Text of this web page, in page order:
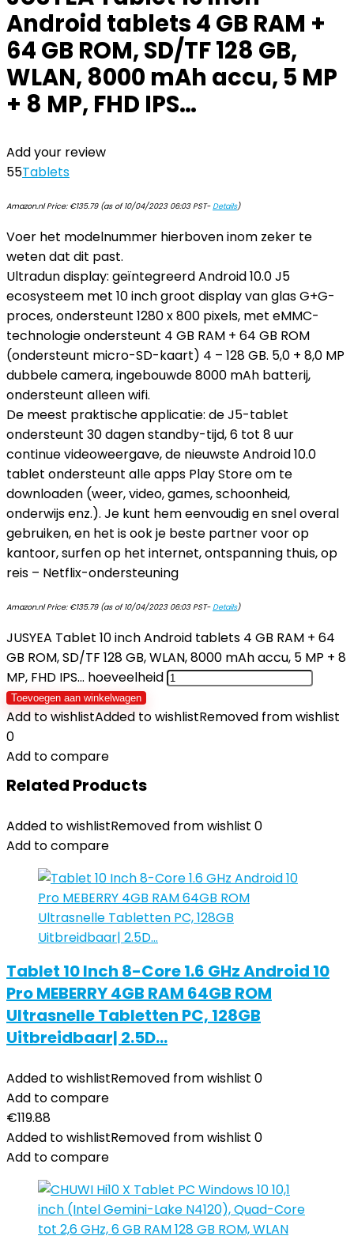
Android tablets 4 GB RAM +
64 GB ROM, SD/TF 128 GB,
WLAN, 8000 mAh accu, 5 MP
+ 8 MP, FHD IPS…
Add your review
55Tablets
Amazon.nl Price: €135.79(as of 10/04/2023 06:03 PST-Details)
Voer het modelnummer hierboven inom zeker te
weten dat dit past.
Ultradun display: geïntegreerd Android 10.0 J5
ecosysteem met 10 inch groot display van glas G+G-
proces, ondersteunt 1280 x 800 pixels, met eMMC-
technologie ondersteunt 4 GB RAM + 64 GB ROM
(ondersteunt micro-SD-kaart) 4 – 128 GB. 5,0 + 8,0 MP
dubbele camera, ingebouwde 8000 mAh batterij,
ondersteunt alleen wifi.
De meest praktische applicatie: de J5-tablet
ondersteunt 30 dagen standby-tijd, 6 tot 8 uur
continue videoweergave, de nieuwste Android 10.0
tablet ondersteunt alle apps Play Store om te
downloaden (weer, video, games, schoonheid,
onderwijs enz.). Je kunt hem eenvoudig en snel overal
gebruiken, en het is ook je beste partner voor op
kantoor, surfen op het internet, ontspanning thuis, op
reis – Netflix-ondersteuning
Amazon.nl Price: €135.79(as of 10/04/2023 06:03 PST-Details)
JUSYEA Tablet 10 inch Android tablets 4 GB RAM + 64
GB ROM, SD/TF 128 GB, WLAN, 8000 mAh accu, 5 MP + 8
MP, FHD IPS… hoeveelheid
Toevoegen aan winkelwagen
Add to wishlistAdded to wishlistRemoved from wishlist
0
Add to compare
Related Products
Added to wishlistRemoved from wishlist 0
Add to compare
Tablet 10 Inch 8-Core 1.6 GHz Android 10
Pro MEBERRY 4GB RAM 64GB ROM
Ultrasnelle Tabletten PC, 128GB
Uitbreidbaar| 2.5D…
Added to wishlistRemoved from wishlist 0
Add to compare
€119.88
Added to wishlistRemoved from wishlist 0
Add to compare